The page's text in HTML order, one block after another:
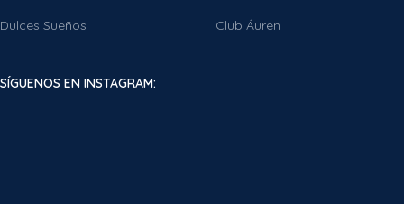
Dulces Sueños
Club Áuren
SÍGUENOS EN INSTAGRAM: